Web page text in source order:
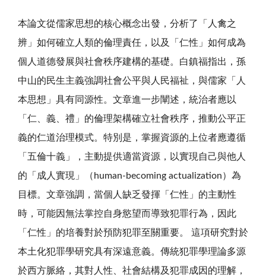
本論文從儒家思想的核心概念出發，分析了「人禽之
辨」如何確立人類的倫理責任，以及「仁性」如何成為
個人道德發展與社會秩序建構的基礎。白鎮福指出，孫
中山的民生主義強調社會公平與人民福祉，與儒家「人
本思想」具有同源性。文章進一步闡述，統治者應以
「仁、義、禮」的倫理架構確立社會秩序，推動公平正
義的仁道治理模式。特別是，掌握資源的上位者應遵循
「五倫十義」，主動提供適當資源，以實現自己與他人
的「成人實現」（human-becoming actualization）為
目標。文章強調，當個人缺乏發揮「仁性」的主動性
時，可能因無法掌控自身慾望而導致犯罪行為，因此
「仁性」的培養對於預防犯罪至關重要。 這項研究對於
本土化犯罪學研究具有深遠意義。傳統犯罪學理論多源
於西方脈絡，其對人性、社會結構及犯罪成因的理解，